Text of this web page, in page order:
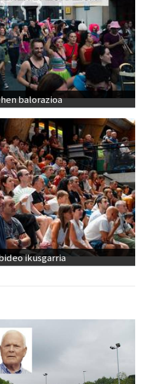
balorazioa
ikusgarria